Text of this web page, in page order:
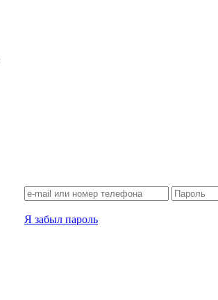
Я забыл пароль